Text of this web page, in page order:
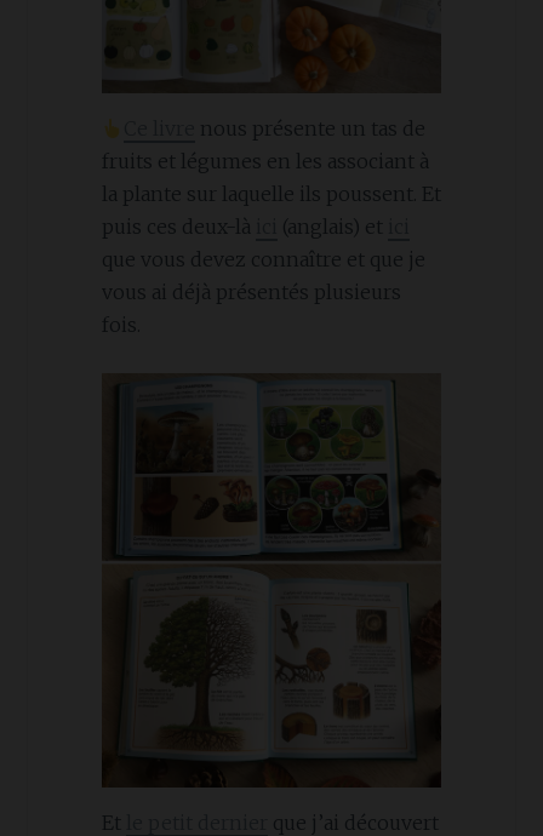
nous présente un tas de
fruits et légumes en les associant à
la plante sur laquelle ils poussent. Et
puis ces deux-là
(anglais) et
que vous devez connaître et que je
vous ai déjà présentés plusieurs
fois.
Et
que j’ai découvert